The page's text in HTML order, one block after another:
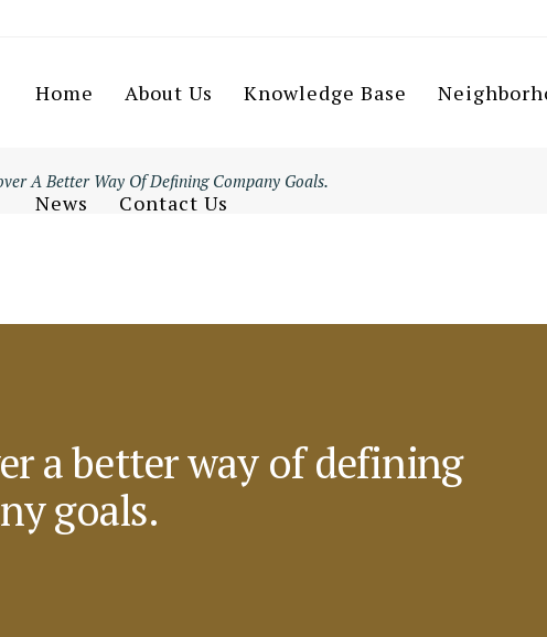
Home About Us Knowledge Base
News Contact Us
A Better Way Of Defining Company Goals.
a better way of defining
goals.